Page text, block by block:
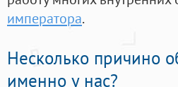
императора.
Несколько причино
именно у нас?